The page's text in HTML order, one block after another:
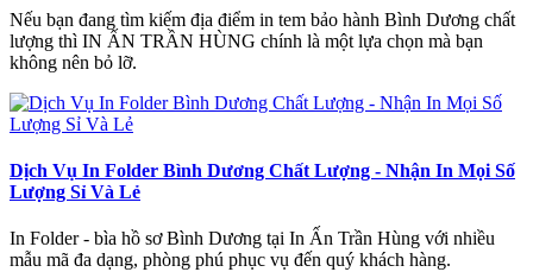
Nếu bạn đang tìm kiếm địa điểm in tem bảo hành Bình Dương chất
lượng thì IN ẤN TRẦN HÙNG chính là một lựa chọn mà bạn
không nên bỏ lỡ.
Dịch Vụ In Folder Bình Dương Chất Lượng - Nhận In Mọi Số
Lượng Sỉ Và Lẻ
In Folder - bìa hồ sơ Bình Dương tại In Ấn Trần Hùng với nhiều
mẫu mã đa dạng, phòng phú phục vụ đến quý khách hàng.